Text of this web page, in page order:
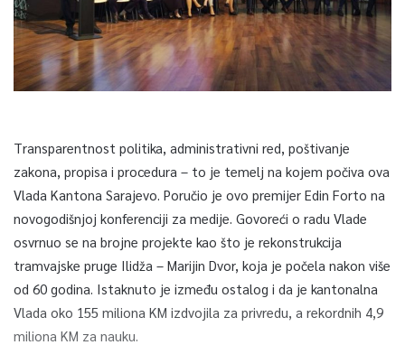
Transparentnost politika, administrativni red, poštivanje
zakona, propisa i procedura – to je temelj na kojem počiva ova
Vlada Kantona Sarajevo. Poručio je ovo premijer Edin Forto na
novogodišnjoj konferenciji za medije. Govoreći o radu Vlade
osvrnuo se na brojne projekte kao što je rekonstrukcija
tramvajske pruge Ilidža – Marijin Dvor, koja je počela nakon više
od 60 godina. Istaknuto je između ostalog i da je kantonalna
Vlada oko 155 miliona KM izdvojila za privredu, a rekordnih 4,9
miliona KM za nauku.